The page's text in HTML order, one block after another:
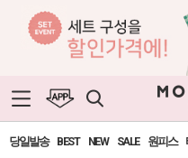
당일발송 BEST NEW SALE 원피스